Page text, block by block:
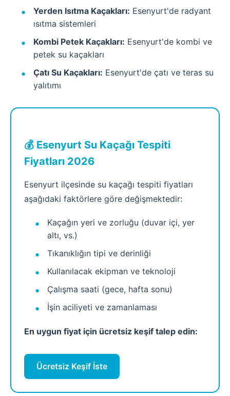
Yerden Isıtma Kaçakları: Esenyurt'de radyant
ısıtma sistemleri
Kombi Petek Kaçakları: Esenyurt'de kombi ve
petek su kaçakları
Çatı Su Kaçakları: Esenyurt'de çatı ve teras su
yalıtımı
💰 Esenyurt Su Kaçağı Tespiti
Fiyatları 2026
Esenyurt ilçesinde su kaçağı tespiti fiyatları
aşağıdaki faktörlere göre değişmektedir:
Kaçağın yeri ve zorluğu (duvar içi, yer
altı, vs.)
Tıkanıklığın tipi ve derinliği
Kullanılacak ekipman ve teknoloji
Çalışma saati (gece, hafta sonu)
İşin aciliyeti ve zamanlaması
En uygun fiyat için ücretsiz keşif talep edin:
Ücretsiz Keşif İste